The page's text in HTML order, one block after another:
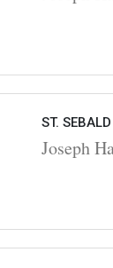
ST.
Joseph